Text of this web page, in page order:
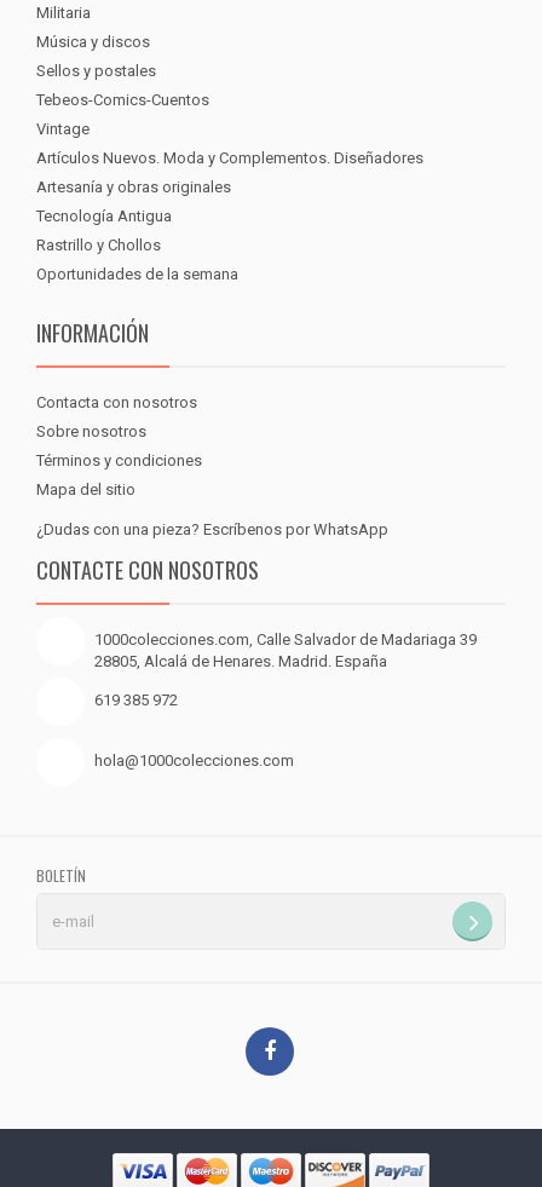
Militaria
Música y discos
Sellos y postales
Tebeos-Comics-Cuentos
Vintage
Artículos Nuevos. Moda y Complementos. Diseñadores
Artesanía y obras originales
Tecnología Antigua
Rastrillo y Chollos
Oportunidades de la semana
INFORMACIÓN
Contacta con nosotros
Sobre nosotros
Términos y condiciones
Mapa del sitio
¿Dudas con una pieza? Escríbenos por WhatsApp
CONTACTE CON NOSOTROS
1000colecciones.com, Calle Salvador de Madariaga 39
28805, Alcalá de Henares. Madrid. España
619 385 972
hola@1000colecciones.com
BOLETÍN